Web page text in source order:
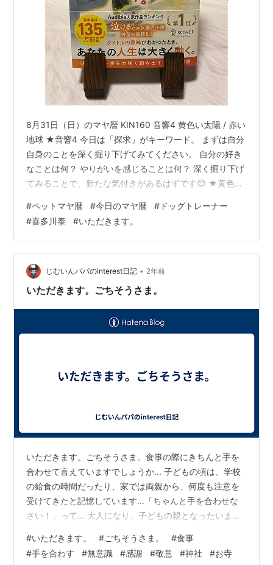
8月31日（日）のマヤ暦 KIN160 音響4 黄色い太陽 / 赤い
地球 ★音響4 今日は「探求」がキーワード。 まずは自分
自身のことを深く掘り下げてみてください。 自分の好き
なことは何？ やりがいを感じることは何？ 深く掘り下げ
てみることで、新たな気付きがあるはずです😊 ★黄色い
も豊かで恵まれた氣神です。 あたりまえにあるもの、あ
たりまえにできることは、「あたりまえ」ではありませ
ん。 今日はいつも以上に感謝の気持ちを持って、太陽の
ように明るく元気に過ごしてください☺️ ★赤い地球（13
日間） たくさんの方と心を開いて話してみましょう。 …
#ペットマヤ暦 #今日のマヤ暦 # ドッグトレーナー
#喜多川泰 #いただきます。
じむいんパパのinterest日記 • 2年前
いただきます。ごちそうさま。
いただきます。ごちそうさま。食事の際にきちんと手を
合わせて言えていますでしょうか... 子どもの頃は、学校
の給食の時間だったり、家では両親から、何度も注意を
受けてきたと記憶しています...「ちゃんと手を合わせな
さい！」って... 大人になり、子どもの親となったいま、
自分の子どもに伝えていることができているのか...少し
心配になってきました... とういのも、無意識のうちにス
#いただきます。 #ごちそうさま。 #食事
#手を合わす #無意識 #感謝 #敬意 #神社 #お寺